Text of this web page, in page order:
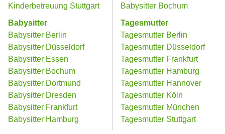
Kinderbetreuung Stuttgart
Babysitter
Babysitter Berlin
Babysitter Düsseldorf
Babysitter Essen
Babysitter Bochum
Babysitter Dortmund
Babysitter Dresden
Babysitter Frankfurt
Babysitter Hamburg
Babysitter Bochum
Tagesmutter
Tagesmutter Berlin
Tagesmutter Düsseldorf
Tagesmutter Frankfurt
Tagesmutter Hamburg
Tagesmutter Hannover
Tagesmutter Köln
Tagesmutter München
Tagesmutter Stuttgart